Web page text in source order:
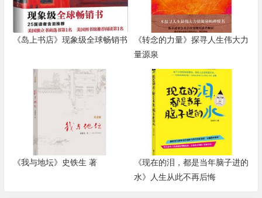
《岛上书店》现象级全球畅销书
《转念的力量》探寻人生伟大力
量源泉
《我与地坛》史铁生 著
《现在的泪，都是当年脑子进的
水》人生从此不再后悔